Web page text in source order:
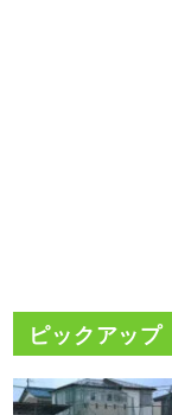
ピックアップ